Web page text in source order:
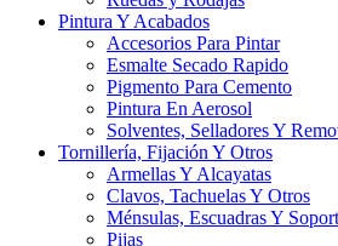
Pintura Y Acabados
Accesorios Para Pintar
Esmalte Secado Rapido
Pigmento Para Cemento
Pintura En Aerosol
Solventes, Selladores Y
Tornillería, Fijación Y Otros
Armellas Y Alcayatas
Clavos, Tachuelas Y Otros
Ménsulas, Escuadras Y
Pijas